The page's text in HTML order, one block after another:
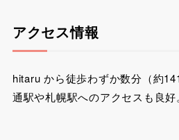
アクセス情報
hitaru から徒歩わずか数分（約
通駅や札幌駅へのアクセスも良好